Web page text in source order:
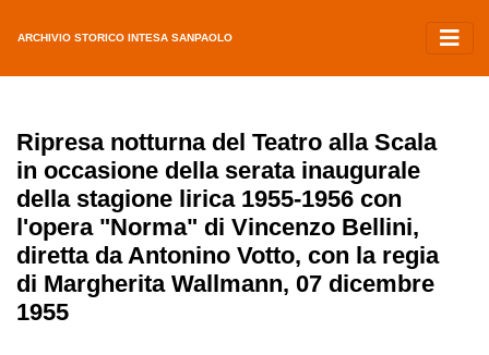
ARCHIVIO STORICO INTESA SANPAOLO
Ripresa notturna del Teatro alla Scala
in occasione della serata inaugurale
della stagione lirica 1955-1956 con
l'opera "Norma" di Vincenzo Bellini,
diretta da Antonino Votto, con la regia
di Margherita Wallmann, 07 dicembre
1955